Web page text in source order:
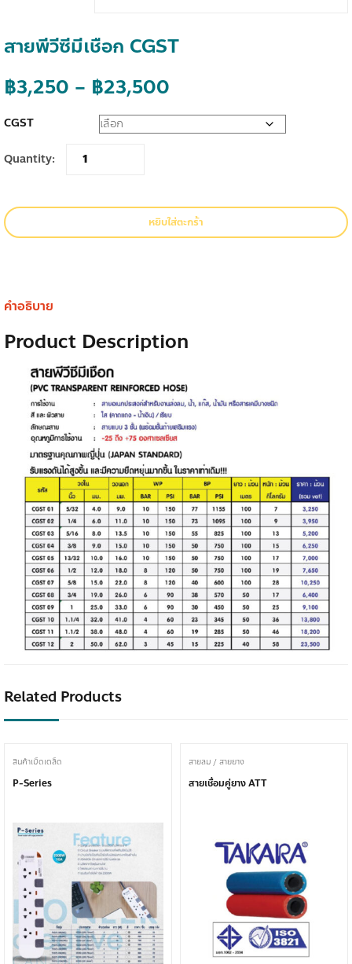
สายพีวีซีมีเชือก CGST
฿3,250 – ฿23,500
range:
฿23,500
CGST
Quantity:
หยิบใส่ตะกร้า
คำอธิบาย
Product Description
Related Products
สินค้าเบ็ดเตล็ด
P-Series
สายลม / สายยาง
สายเชื่อมคู่ยาง ATT